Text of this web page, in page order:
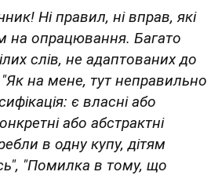
Ні правил, ні вправ, які
на опрацювання. Багато
слів, не адаптованих до
"Як на мене, тут неправильно
є власні або
або абстрактні
в одну купу, дітям
"Помилка в тому, що